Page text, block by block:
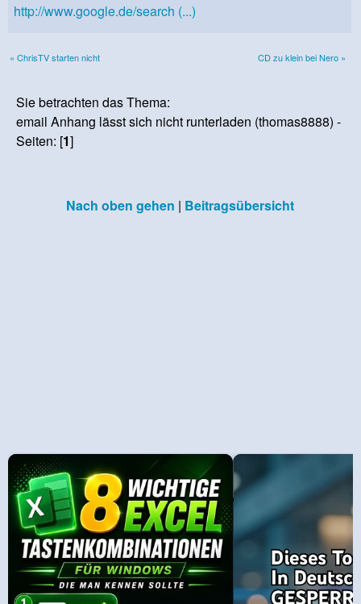
http://www.google.de/search (...)
« ChrisTV starten nicht CD zu klein bei Nero »
Sie betrachten das Thema:
email Anhang lässt sich nicht runterladen (thomas8888) -
Seiten: [1]
Nach oben gehen | Beitragsübersicht